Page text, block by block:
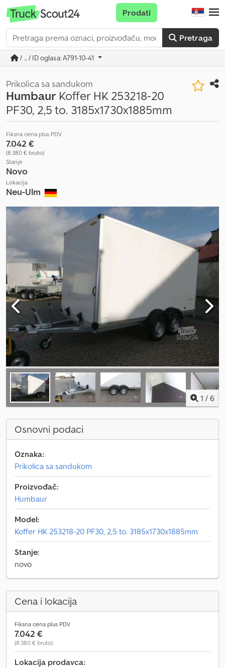
Pretraga
Prodati
/ ... / ID oglasa: A791-10-41
Prikolica sa sandukom
Humbaur Koffer HK 253218-20
PF30, 2,5 to. 3185x1730x1885mm
Fiksna cena plus PDV
7.042 €
(8.380 € bruto)
Stanje
Novo
Lokacija
Neu-Ulm
1 / 6
Osnovni podaci
Oznaka:
Prikolica sa sandukom
Proizvođač:
Humbaur
Model:
Koffer HK 253218-20 PF30, 2,5 to. 3185x1730x1885mm
Stanje:
novo
Cena i lokacija
Fiksna cena plus PDV
7.042 €
(8.380 € bruto)
Lokacija prodavca: